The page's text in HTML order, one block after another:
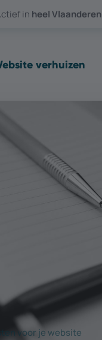
in heel Vlaanderen
verhuizen
voor je website